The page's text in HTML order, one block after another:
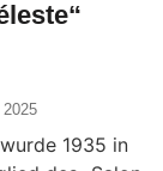
2025
1935 in